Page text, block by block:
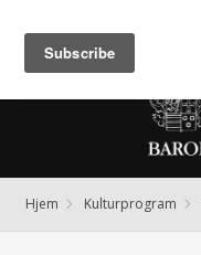
Hjem Kulturprogram